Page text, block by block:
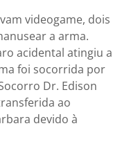
videogame, dois
a arma.
acidental atingiu a
foi socorrida por
Dr. Edison
ao
devido à